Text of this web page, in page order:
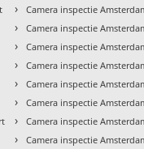
› Camera inspectie
› Camera inspectie
› Camera inspectie
› Camera inspectie
› Camera inspectie
› Camera inspectie
› Camera inspectie
› Camera inspectie